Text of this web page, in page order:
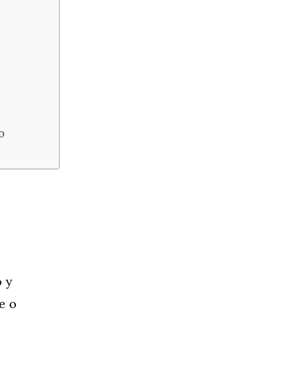
y
o